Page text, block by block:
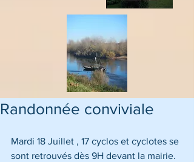
Randonnée conviviale
Mardi 18 Juillet , 17 cyclos et cyclotes se
sont retrouvés dès 9H devant la mairie.